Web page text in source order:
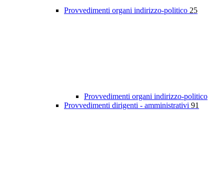
Provvedimenti organi indirizzo-politico 25
Provvedimenti organi indirizzo-politico
Provvedimenti dirigenti - amministrativi 91